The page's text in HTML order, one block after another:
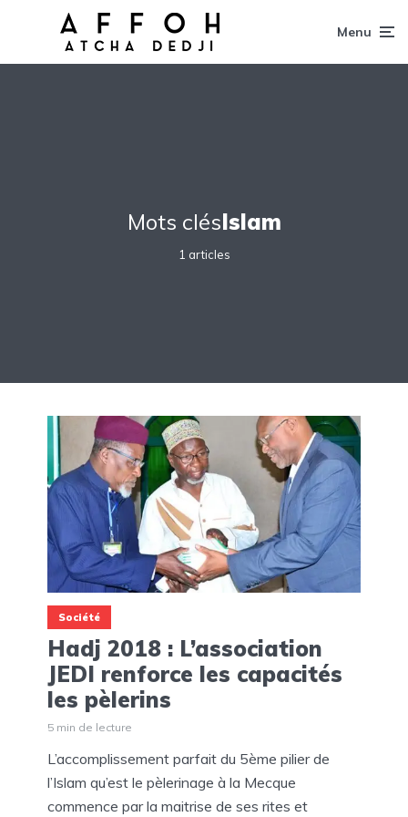
Menu
Mots clésIslam
1 articles
Société
Hadj 2018 : L’association
JEDI renforce les capacités
les pèlerins
5 min de lecture
L’accomplissement parfait du 5ème pilier de
l’Islam qu’est le pèlerinage à la Mecque
commence par la maitrise de ses rites et